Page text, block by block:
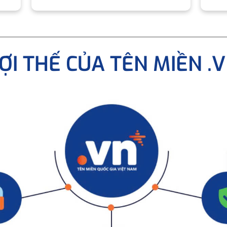
THẾ CỦA TÊN MIỀN